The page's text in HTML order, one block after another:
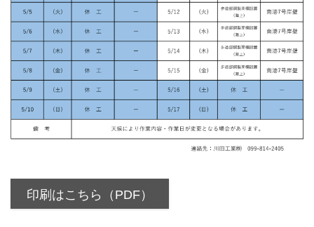
印刷はこちら（PDF）